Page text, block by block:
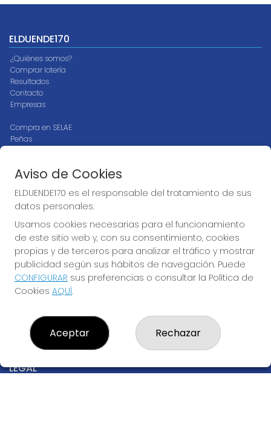
ELDUENDE170
¿Quiénes somos?
Comprar lotería
Resultados
Contacto
Empresas
Compra en SELAE
Peñas
REDES SOCIALES
CONTACTO
ADMINISTRACION DE LOTERIAS Nº170-MADRID - Receptor
Oficial 97205
915530032
info@elduende170.com
AVDA. REINA VICTORIA, 52
Madrid, 28003
(Madrid) España
LEGAL
Aviso de Cookies
ELDUENDE170 es el responsable del tratamiento de sus
datos personales.
Usamos cookies necesarias para el funcionamiento
de este sitio web y, con su consentimiento, cookies
propias y de terceros para analizar el tráfico y mostrar
publicidad según sus hábitos de navegación. Puede
CONFIGURAR sus preferencias o consultar la Política de
Cookies AQUÍ.
Aceptar Rechazar